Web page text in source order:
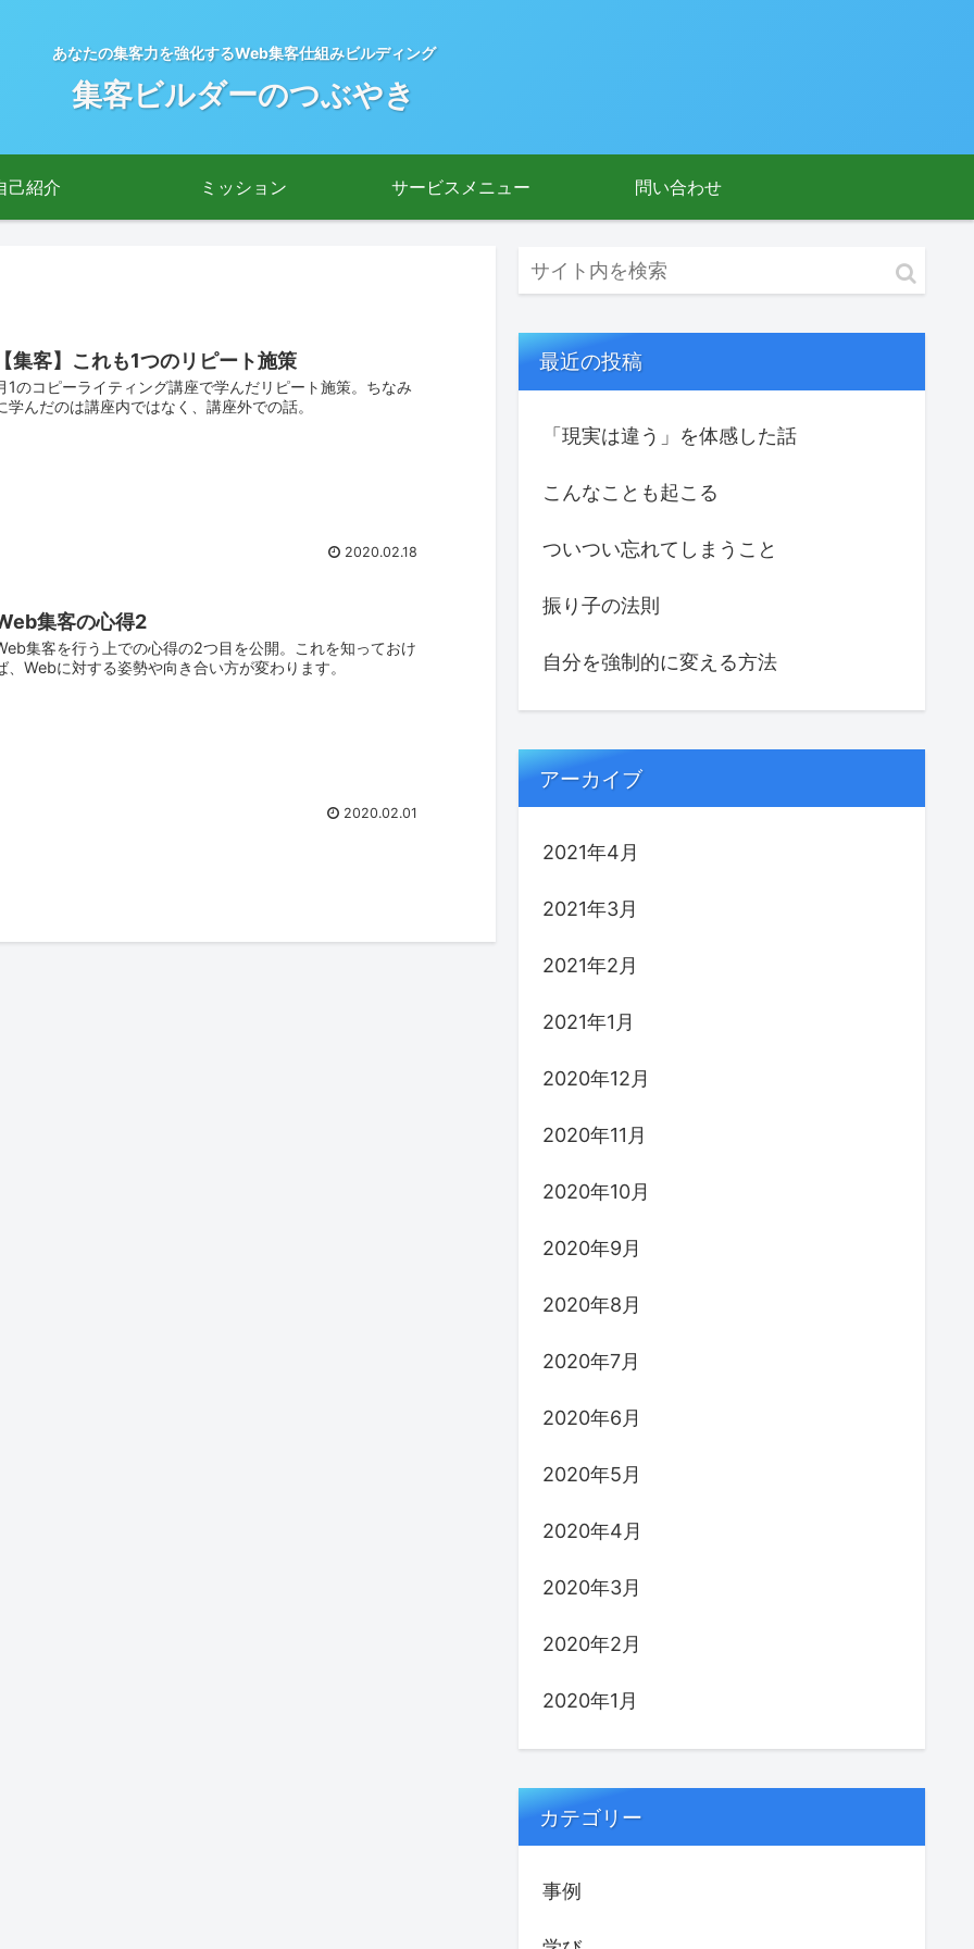
あなたの集客力を強化するWeb集客仕組みビルディング
集客ビルダーのつぶやき
己紹介 ミッション サービスメニュー 問い合わせ
集客】これも1つのリピート施策
1のコピーライティング講座で学んだリピート施策。ちなみ
学んだのは講座内ではなく、講座外での話。
2020.02.18
集客の心得2
集客を行う上での心得の2つ目を公開。これを知っておけ
、Webに対する姿勢や向き合い方が変わります。
2020.02.01
最近の投稿
「現実は違う」を体感した話
こんなことも起こる
ついつい忘れてしまうこと
振り子の法則
自分を強制的に変える方法
アーカイブ
2021年4月
2021年3月
2021年2月
2021年1月
2020年12月
2020年11月
2020年10月
2020年9月
2020年8月
2020年7月
2020年6月
2020年5月
2020年4月
2020年3月
2020年2月
2020年1月
カテゴリー
事例